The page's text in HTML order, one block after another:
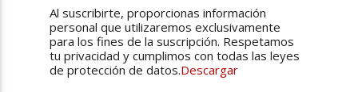
Al suscribirte, proporcionas información
personal que utilizaremos exclusivamente
para los fines de la suscripción. Respetamos
tu privacidad y cumplimos con todas las leyes
de protección de datos.Descargar